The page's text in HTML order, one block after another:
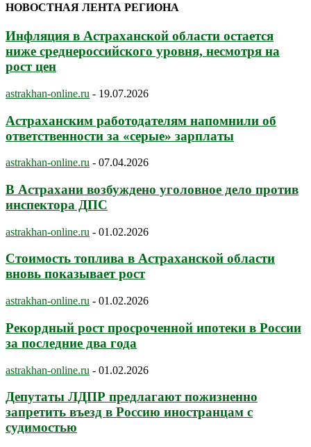
НОВОСТНАЯ ЛЕНТА РЕГИОНА
Инфляция в Астраханской области остается
ниже среднероссийского уровня, несмотря на
рост цен
astrakhan-online.ru - 19.07.2026
Астраханским работодателям напомнили об
ответственности за «серые» зарплаты
astrakhan-online.ru - 07.04.2026
В Астрахани возбуждено уголовное дело против
инспектора ДПС
astrakhan-online.ru - 01.02.2026
Стоимость топлива в Астраханской области
вновь показывает рост
astrakhan-online.ru - 01.02.2026
Рекордный рост просроченной ипотеки в России
за последние два года
astrakhan-online.ru - 01.02.2026
Депутаты ЛДПР предлагают пожизненно
запретить въезд в Россию иностранцам с
судимостью